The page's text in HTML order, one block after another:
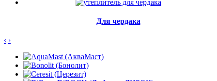
Для чердака
‹ ›